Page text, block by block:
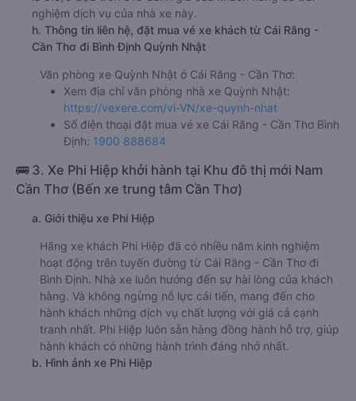
nghiệm dịch vụ của nhà xe này.
h. Thông tin liên hệ, đặt mua vé xe khách từ Cái Răng -
Cần Thơ đi Bình Định Quỳnh Nhật
Văn phòng xe Quỳnh Nhật ở Cái Răng - Cần Thơ:
Xem địa chỉ văn phòng nhà xe Quỳnh Nhật:
https://vexere.com/vi-VN/xe-quynh-nhat
Số điện thoại đặt mua vé xe Cái Răng - Cần Thơ Bình
Định: 1900 888684
🚌 3. Xe Phi Hiệp khởi hành tại Khu đô thị mới Nam
Cần Thơ (Bến xe trung tâm Cần Thơ)
a. Giới thiệu xe Phi Hiệp
Hãng xe khách Phi Hiệp đã có nhiều năm kinh nghiệm
hoạt động trên tuyến đường từ Cái Răng - Cần Thơ đi
Bình Định. Nhà xe luôn hướng đến sự hài lòng của khách
hàng. Và không ngừng nỗ lực cải tiến, mang đến cho
hành khách những dịch vụ chất lượng với giá cả cạnh
tranh nhất. Phi Hiệp luôn sẵn hàng đồng hành hỗ trợ, giúp
hành khách có những hành trình đáng nhớ nhất.
b. Hình ảnh xe Phi Hiệp